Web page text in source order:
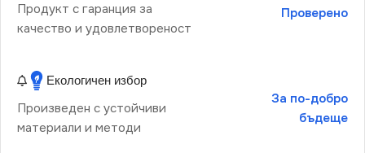
Продукт с гаранция за
качество и удовлетвореност
Проверено
Екологичен избор
Произведен с устойчиви
материали и методи
За по-добро
бъдеще